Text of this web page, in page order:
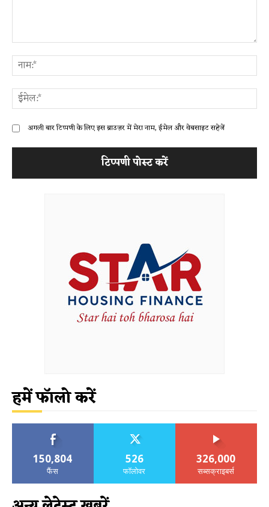
अगली बार टिप्पणी के लिए इस ब्राउज़र में मेरा नाम, ईमेल और वेबसाइट सहेजें
हमें फॉलो करें
150,804
फैंस
526
फॉलोवर
326,000
सब्सक्राइबर्स